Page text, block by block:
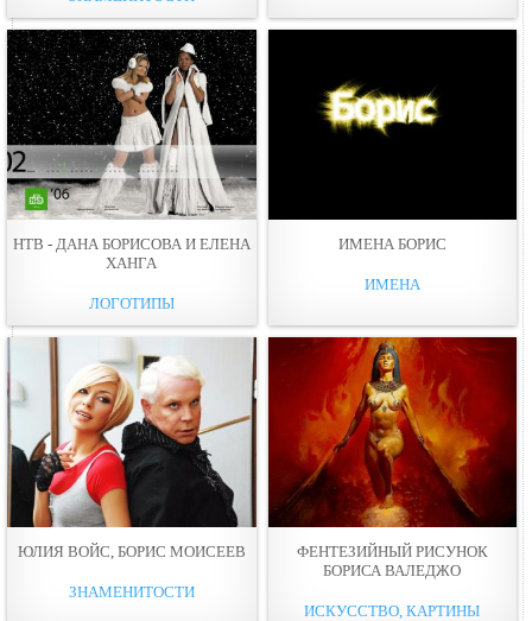
НТВ - ДАНА БОРИСОВА И ЕЛЕНА
ХАНГА
ЛОГОТИПЫ
ИМЕНА БОРИС
ИМЕНА
ЮЛИЯ ВОЙС, БОРИС МОИСЕЕВ
ЗНАМЕНИТОСТИ
ФЕНТЕЗИЙНЫЙ РИСУНОК
БОРИСА ВАЛЕДЖО
ИСКУССТВО, КАРТИНЫ